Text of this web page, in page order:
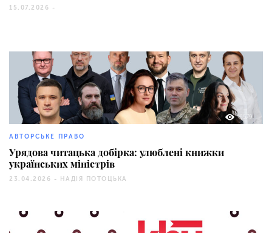
15.07.2026 -
6579
АВТОРСЬКЕ ПРАВО
Урядова читацька добірка: улюблені книжки
українських міністрів
23.04.2026 - НАДІЯ ПОТОЦЬКА